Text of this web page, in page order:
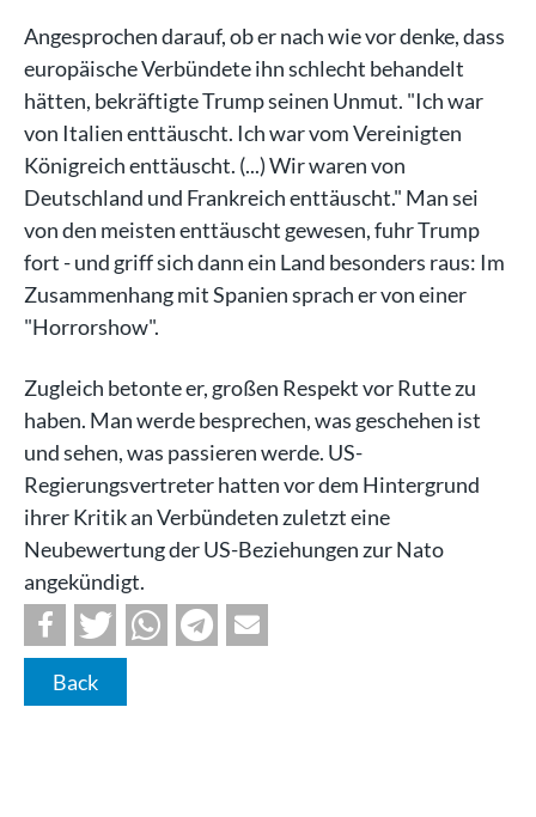
Angesprochen darauf, ob er nach wie vor denke, dass
europäische Verbündete ihn schlecht behandelt
hätten, bekräftigte Trump seinen Unmut. "Ich war
von Italien enttäuscht. Ich war vom Vereinigten
Königreich enttäuscht. (...) Wir waren von
Deutschland und Frankreich enttäuscht." Man sei
von den meisten enttäuscht gewesen, fuhr Trump
fort - und griff sich dann ein Land besonders raus: Im
Zusammenhang mit Spanien sprach er von einer
"Horrorshow".
Zugleich betonte er, großen Respekt vor Rutte zu
haben. Man werde besprechen, was geschehen ist
und sehen, was passieren werde. US-
Regierungsvertreter hatten vor dem Hintergrund
ihrer Kritik an Verbündeten zuletzt eine
Neubewertung der US-Beziehungen zur Nato
angekündigt.
Back